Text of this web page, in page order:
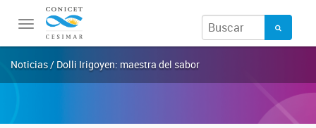
Toggle
navigation
Noticias / Dolli Irigoyen: maestra del sabor